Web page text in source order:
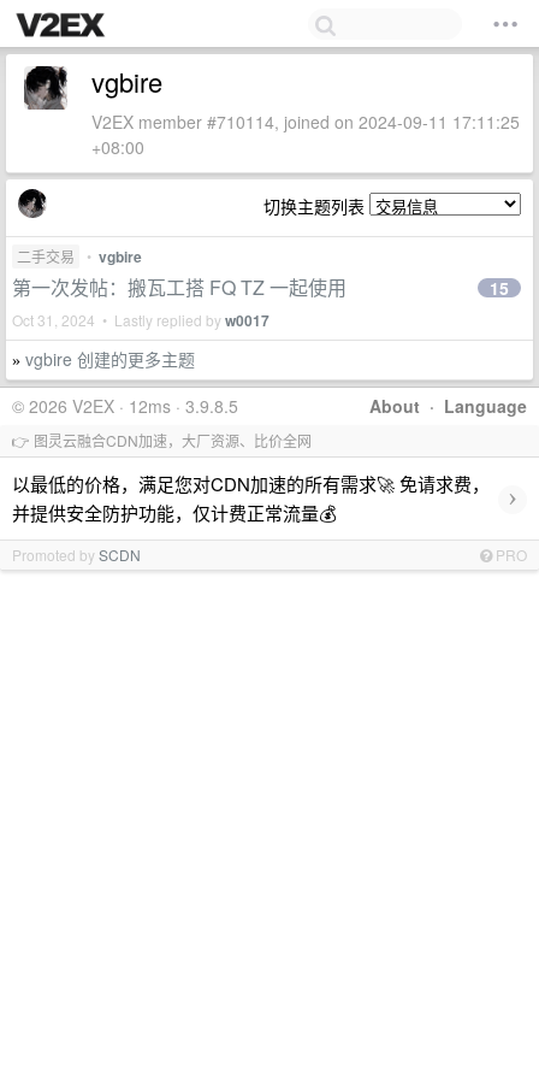
vgbire
V2EX member #710114, joined on 2024-09-11 17:11:25
+08:00
切换主题列表
二手交易 • vgbire
第一次发帖：搬瓦工搭 FQ TZ 一起使用
Oct 31, 2024 • Lastly replied byw0017
15
» vgbire 创建的更多主题
About · Language
© 2026 V2EX · 12ms · 3.9.8.5
👉 图灵云融合CDN加速，大厂资源、比价全网
以最低的价格，满足您对CDN加速的所有需求🚀 免请求费，
并提供安全防护功能，仅计费正常流量💰
›
Promoted bySCDN PRO